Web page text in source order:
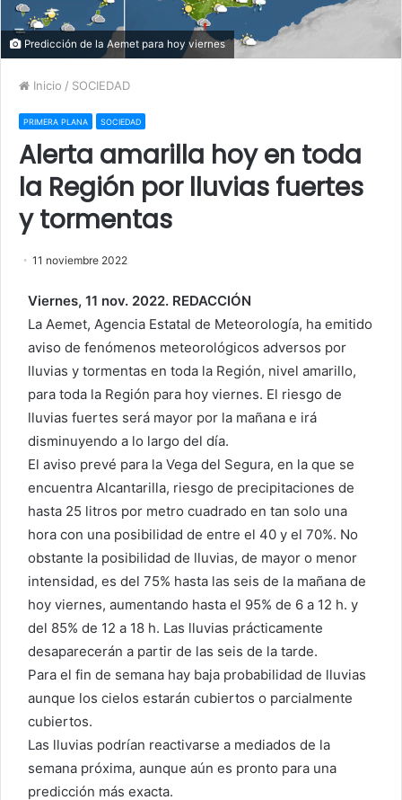
Predicción de la Aemet para hoy viernes
Inicio / SOCIEDAD
PRIMERA PLANA SOCIEDAD
Alerta amarilla hoy en toda
la Región por lluvias fuertes
y tormentas
11 noviembre 2022
Viernes, 11 nov. 2022. REDACCIÓN
La Aemet, Agencia Estatal de Meteorología, ha emitido
aviso de fenómenos meteorológicos adversos por
lluvias y tormentas en toda la Región, nivel amarillo,
para toda la Región para hoy viernes. El riesgo de
lluvias fuertes será mayor por la mañana e irá
disminuyendo a lo largo del día.
El aviso prevé para la Vega del Segura, en la que se
encuentra Alcantarilla, riesgo de precipitaciones de
hasta 25 litros por metro cuadrado en tan solo una
hora con una posibilidad de entre el 40 y el 70%. No
obstante la posibilidad de lluvias, de mayor o menor
intensidad, es del 75% hasta las seis de la mañana de
hoy viernes, aumentando hasta el 95% de 6 a 12 h. y
del 85% de 12 a 18 h. Las lluvias prácticamente
desaparecerán a partir de las seis de la tarde.
Para el fin de semana hay baja probabilidad de lluvias
aunque los cielos estarán cubiertos o parcialmente
cubiertos.
Las lluvias podrían reactivarse a mediados de la
semana próxima, aunque aún es pronto para una
predicción más exacta.